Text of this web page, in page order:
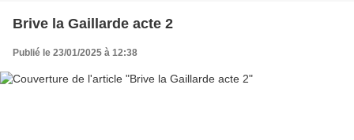
Brive la Gaillarde acte 2
Publié le 23/01/2025 à 12:38